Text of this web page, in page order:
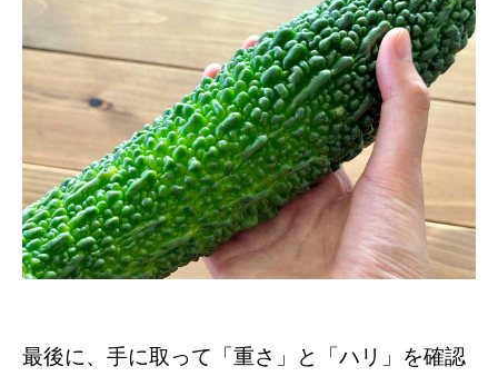
最後に、手に取って「重さ」と「ハリ」を確認